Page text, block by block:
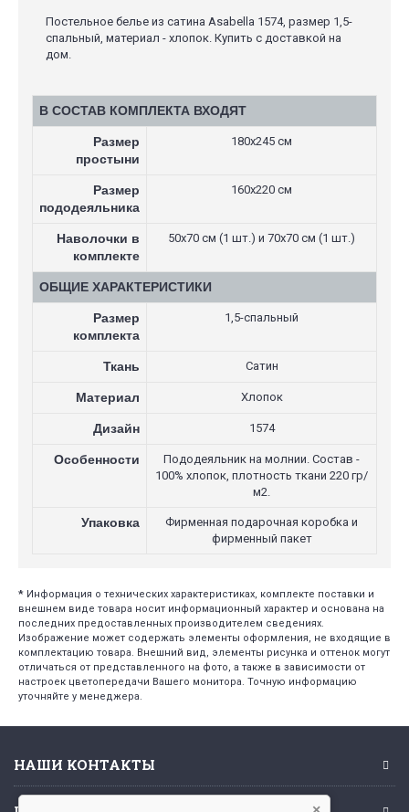
Постельное белье из сатина Asabella 1574, размер 1,5-
спальный, материал - хлопок. Купить с доставкой на
дом.
В СОСТАВ КОМПЛЕКТА ВХОДЯТ
Размер
простыни
180х245 см
Размер
пододеяльника
160х220 см
Наволочки в
комплекте
50х70 см (1 шт.) и 70х70 см (1 шт.)
ОБЩИЕ ХАРАКТЕРИСТИКИ
Размер
комплекта
1,5-спальный
Ткань Сатин
Материал Хлопок
Дизайн 1574
Особенности
Пододеяльник на молнии. Состав -
100% хлопок, плотность ткани 220 гр/
м2.
Упаковка
Фирменная подарочная коробка и
фирменный пакет
* Информация о технических характеристиках, комплекте поставки и
внешнем виде товара носит информационный характер и основана на
последних предоставленных производителем сведениях.
Изображение может содержать элементы оформления, не входящие в
комплектацию товара. Внешний вид, элементы рисунка и оттенок могут
отличаться от представленного на фото, а также в зависимости от
настроек цветопередачи Вашего монитора. Точную информацию
уточняйте у менеджера.
НАШИ КОНТАКТЫ